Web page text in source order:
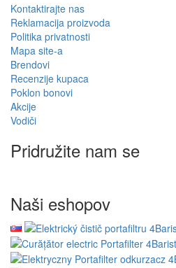
Kontaktirajte nas
Reklamacija proizvoda
Politika privatnosti
Mapa site-a
Brendovi
Recenzije kupaca
Poklon bonovi
Akcije
Vodiči
Pridružite nam se
Naši eshopov